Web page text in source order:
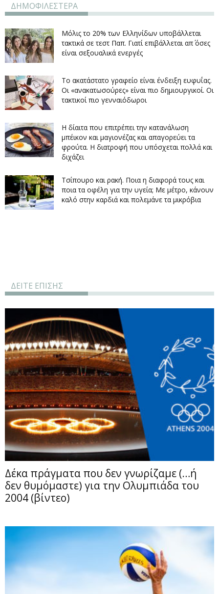
ΔΗΜΟΦΙΛΕΣΤΕΡΑ
Μόλις το 20% των Ελληνίδων υποβάλλεται
τακτικά σε τεστ Παπ. Γιατί επιβάλλεται απ΄ όσες
είναι σεξουαλικά ενεργές
Το ακατάστατο γραφείο είναι ένδειξη ευφυΐας.
Οι «ανακατωσούρες» είναι πιο δημιουργικοί. Οι
τακτικοί πιο γενναιόδωροι
Η δίαιτα που επιτρέπει την κατανάλωση
μπέικον και μαγιονέζας και απαγορεύει τα
φρούτα. Η διατροφή που υπόσχεται πολλά και
διχάζει
Τσίπουρο και ρακή. Ποια η διαφορά τους και
ποια τα οφέλη για την υγεία; Με μέτρο, κάνουν
καλό στην καρδιά και πολεμάνε τα μικρόβια
ΔΕΙΤΕ ΕΠΙΣΗΣ
Δέκα πράγματα που δεν γνωρίζαμε (…ή
δεν θυμόμαστε) για την Ολυμπιάδα του
2004 (βίντεο)